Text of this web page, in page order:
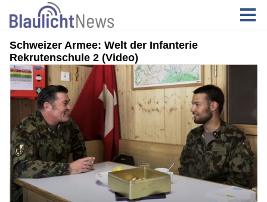
Schweizer Armee: Welt der Infanterie
Rekrutenschule 2 (Video)